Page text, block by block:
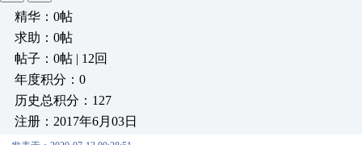
精华：0帖
求助：0帖
帖子：0帖 | 12回
年度积分：0
历史总积分：127
注册：2017年6月03日